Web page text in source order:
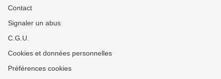
Contact
Signaler un abus
C.G.U.
Cookies et données personnelles
Préférences cookies